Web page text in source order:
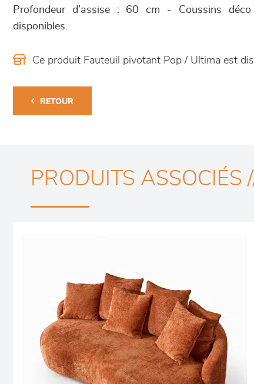
Profondeur d’assise : 60 cm - Coussins
disponibles.
Ce produit Fauteuil pivotant Pop / Ultima est
RETOUR
PRODUITS ASSOCIÉS